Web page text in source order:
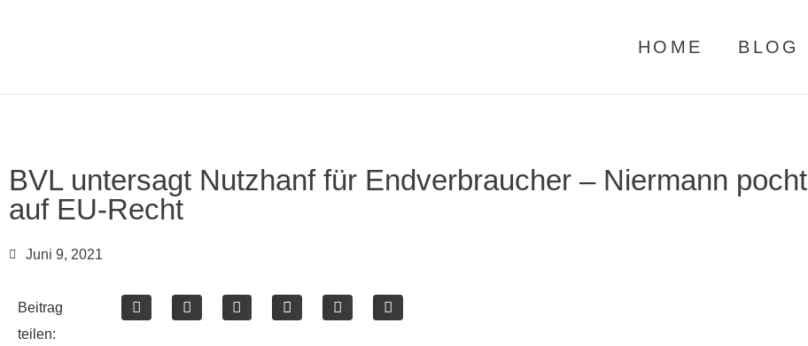
HOME BLOG
BVL untersagt Nutzhanf für Endverbraucher – Niermann pocht
auf EU-Recht
Juni 9, 2021
Beitrag
teilen: